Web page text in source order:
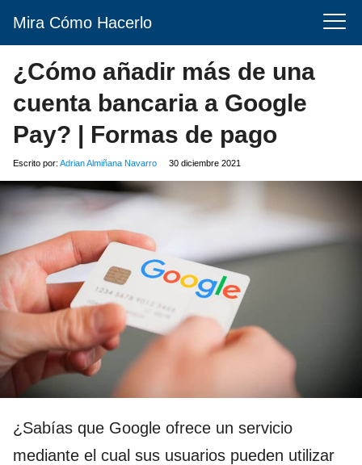
Mira Cómo Hacerlo
¿Cómo añadir más de una
cuenta bancaria a Google
Pay? | Formas de pago
Escrito por: Adrian Almiñana Navarro 30 diciembre 2021
¿Sabías que Google ofrece un servicio
mediante el cual sus usuarios pueden utilizar